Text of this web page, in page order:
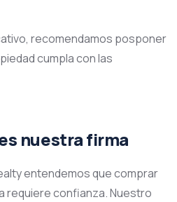
recomendamos posponer
cumpla con las
nuestra firma
entendemos que comprar
requiere confianza. Nuestro